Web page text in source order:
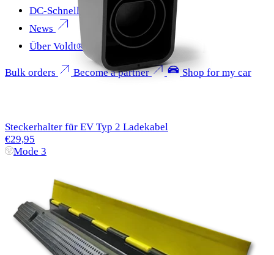
DC-Schnellladen
News
Über Voldt®
Bulk orders Become a partner Shop for my car
Steckerhalter für EV Typ 2 Ladekabel
€29,95
Mode 3